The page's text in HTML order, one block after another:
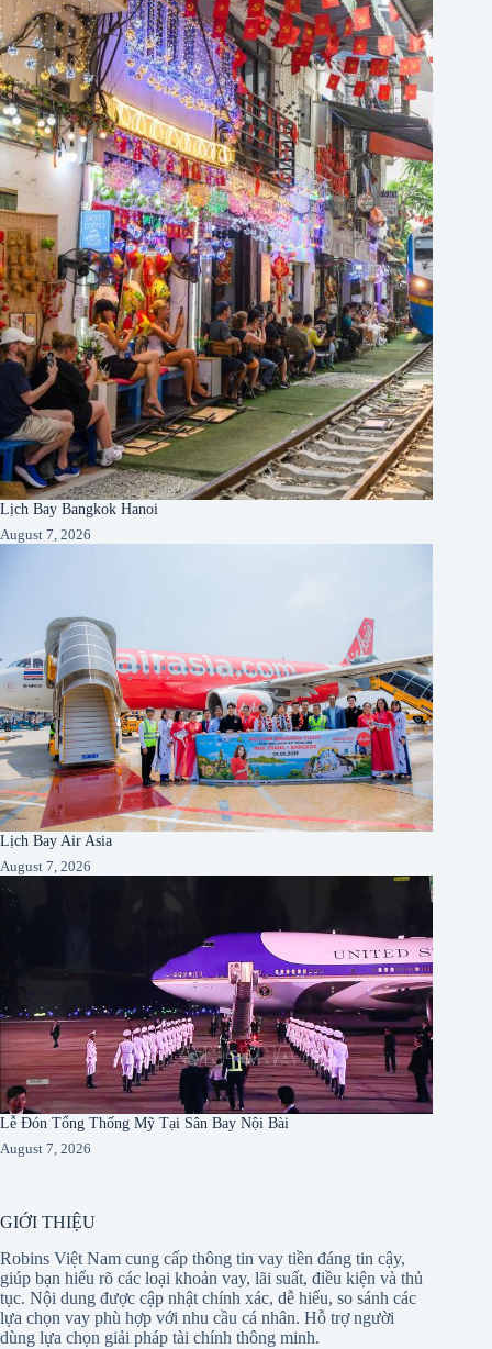
Lịch Bay Bangkok Hanoi
August 7, 2026
Lịch Bay Air Asia
August 7, 2026
Lễ Đón Tổng Thống Mỹ Tại Sân Bay Nội Bài
August 7, 2026
GIỚI THIỆU
Robins Việt Nam cung cấp thông tin vay tiền đáng tin cậy,
giúp bạn hiểu rõ các loại khoản vay, lãi suất, điều kiện và thủ
tục. Nội dung được cập nhật chính xác, dễ hiểu, so sánh các
lựa chọn vay phù hợp với nhu cầu cá nhân. Hỗ trợ người
dùng lựa chọn giải pháp tài chính thông minh.